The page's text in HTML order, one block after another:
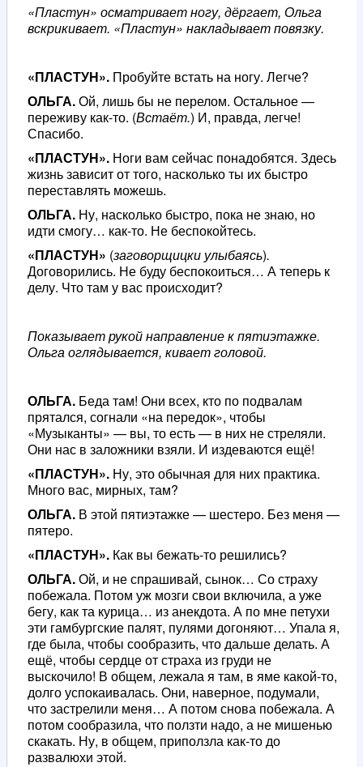
«Пластун» осматривает ногу, дёргает, Ольга
вскрикивает. «Пластун» накладывает повязку.
«ПЛАСТУН». Пробуйте встать на ногу. Легче?
ОЛЬГА.Ой, лишь бы не перелом. Остальное —
переживу как-то. (Встаёт.) И, правда, легче!
Спасибо.
«ПЛАСТУН». Ноги вам сейчас понадобятся. Здесь
жизнь зависит от того, насколько ты их быстро
переставлять можешь.
ОЛЬГА. Ну, насколько быстро, пока не знаю, но
идти смогу… как-то. Не беспокойтесь.
«ПЛАСТУН» (заговорщицки улыбаясь).
Договорились. Не буду беспокоиться… А теперь к
делу. Что там у вас происходит?
Показывает рукой направление к пятиэтажке.
Ольга оглядывается, кивает головой.
ОЛЬГА. Беда там! Они всех, кто по подвалам
прятался, согнали «на передок», чтобы
«Музыканты» — вы, то есть — в них не стреляли.
Они нас в заложники взяли. И издеваются ещё!
«ПЛАСТУН». Ну, это обычная для них практика.
Много вас, мирных, там?
ОЛЬГА. В этой пятиэтажке — шестеро. Без меня —
пятеро.
«ПЛАСТУН». Как вы бежать-то решились?
ОЛЬГА.Ой, и не спрашивай, сынок… Со страху
побежала. Потом уж мозги свои включила, а уже
бегу, как та курица… из анекдота. А по мне петухи
эти гамбургские палят, пулями догоняют… Упала я,
где была, чтобы сообразить, что дальше делать. А
ещё, чтобы сердце от страха из груди не
выскочило! В общем, лежала я там, в яме какой-то,
долго успокаивалась. Они, наверное, подумали,
что застрелили меня… А потом снова побежала. А
потом сообразила, что ползти надо, а не мишенью
скакать. Ну, в общем, приползла как-то до
развалюхи этой.